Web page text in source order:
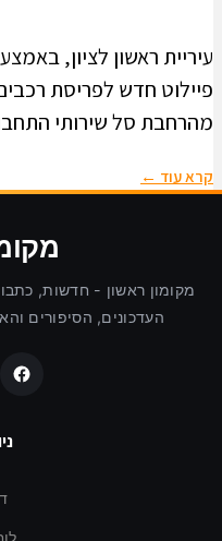
עיריית ראשון לציון,
פיילוט חדש לפריסת
מהרחבת סל שירותי
קרא עוד ←
מקומון ראשון - חדשות,
העדכונים, הסיפורים